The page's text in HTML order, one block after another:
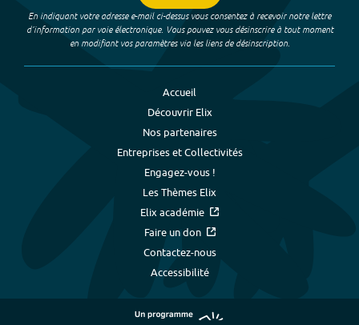
En indiquant votre adresse e-mail ci-dessus vous consentez à recevoir notre lettre
d’information par voie électronique. Vous pouvez vous désinscrire à tout moment
en modifiant vos paramètres via les liens de désinscription.
Accueil
Découvrir Elix
Nos partenaires
Entreprises et Collectivités
Engagez-vous !
Les Thèmes Elix
Elix académie
Faire un don
Contactez-nous
Accessibilité